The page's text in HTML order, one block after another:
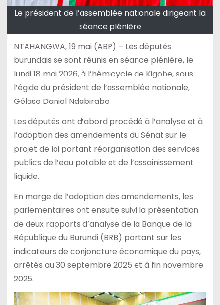
Le président de l’assemblée nationale dirigeant la
séance plénière
NTAHANGWA, 19 mai (ABP) – Les députés
burundais se sont réunis en séance plénière, le
lundi 18 mai 2026, à l’hémicycle de Kigobe, sous
l’égide du président de l’assemblée nationale,
Gélase Daniel Ndabirabe.
Les députés ont d’abord procédé à l’analyse et à
l’adoption des amendements du Sénat sur le
projet de loi portant réorganisation des services
publics de l’eau potable et de l’assainissement
liquide.
En marge de l’adoption des amendements, les
parlementaires ont ensuite suivi la présentation
de deux rapports d’analyse de la Banque de la
République du Burundi (BRB) portant sur les
indicateurs de conjoncture économique du pays,
arrêtés au 30 septembre 2025 et à fin novembre
2025.